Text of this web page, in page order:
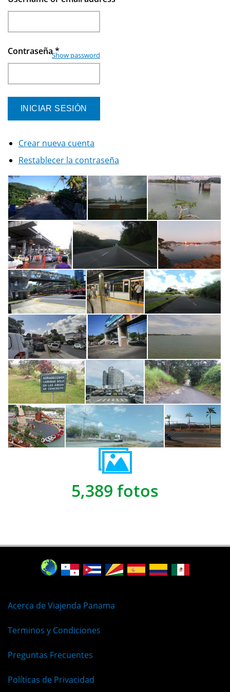
Contraseña*
Show password
Crear nueva cuenta
Restablecer la contraseña
5,389 fotos
Acerca de Viajenda Panama
Terminos y Condiciones
Preguntas Frecuentes
Políticas de Privacidad